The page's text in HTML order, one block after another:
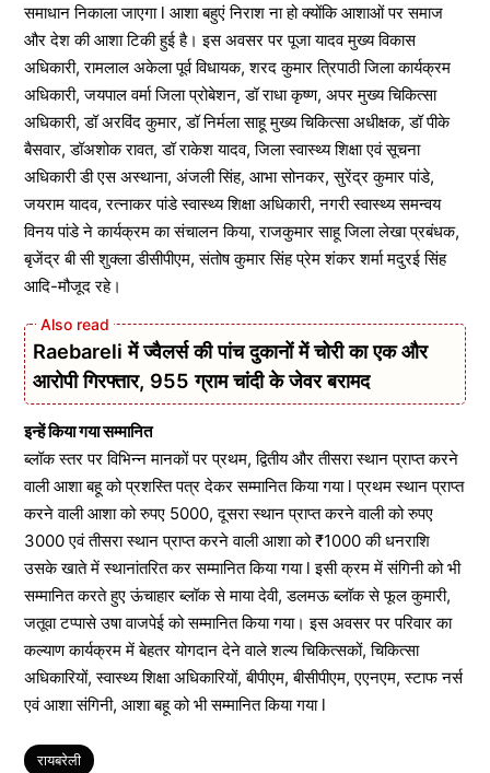
समाधान निकाला जाएगा l आशा बहुएं निराश ना हो क्योंकि आशाओं पर समाज
और देश की आशा टिकी हुई है। इस अवसर पर पूजा यादव मुख्य विकास
अधिकारी, रामलाल अकेला पूर्व विधायक, शरद कुमार त्रिपाठी जिला कार्यक्रम
अधिकारी, जयपाल वर्मा जिला प्रोबेशन, डॉ राधा कृष्ण, अपर मुख्य चिकित्सा
अधिकारी, डॉ अरविंद कुमार, डॉ निर्मला साहू मुख्य चिकित्सा अधीक्षक, डॉ पीके
बैसवार, डॉअशोक रावत, डॉ राकेश यादव, जिला स्वास्थ्य शिक्षा एवं सूचना
अधिकारी डी एस अस्थाना, अंजली सिंह, आभा सोनकर, सुरेंद्र कुमार पांडे,
जयराम यादव, रत्नाकर पांडे स्वास्थ्य शिक्षा अधिकारी, नगरी स्वास्थ्य समन्वय
विनय पांडे ने कार्यक्रम का संचालन किया, राजकुमार साहू जिला लेखा प्रबंधक,
बृजेंद्र बी सी शुक्ला डीसीपीएम, संतोष कुमार सिंह प्रेम शंकर शर्मा मदुरई सिंह
आदि-मौजूद रहे।
Raebareli में ज्वैलर्स की पांच दुकानों में चोरी का एक और
आरोपी गिरफ्तार, 955 ग्राम चांदी के जेवर बरामद
इन्हें किया गया सम्मानित
ब्लॉक स्तर पर विभिन्न मानकों पर प्रथम, द्वितीय और तीसरा स्थान प्राप्त करने
वाली आशा बहू को प्रशस्ति पत्र देकर सम्मानित किया गया l प्रथम स्थान प्राप्त
करने वाली आशा को रुपए 5000, दूसरा स्थान प्राप्त करने वाली को रुपए
3000 एवं तीसरा स्थान प्राप्त करने वाली आशा को ₹1000 की धनराशि
उसके खाते में स्थानांतरित कर सम्मानित किया गया l इसी क्रम में संगिनी को भी
सम्मानित करते हुए ऊंचाहार ब्लॉक से माया देवी, डलमऊ ब्लॉक से फूल कुमारी,
जतूवा टप्पासे उषा वाजपेई को सम्मानित किया गया। इस अवसर पर परिवार का
कल्याण कार्यक्रम में बेहतर योगदान देने वाले शल्य चिकित्सकों, चिकित्सा
अधिकारियों, स्वास्थ्य शिक्षा अधिकारियों, बीपीएम, बीसीपीएम, एएनएम, स्टाफ नर्स
एवं आशा संगिनी, आशा बहू को भी सम्मानित किया गया l
Tags
रायबरेली